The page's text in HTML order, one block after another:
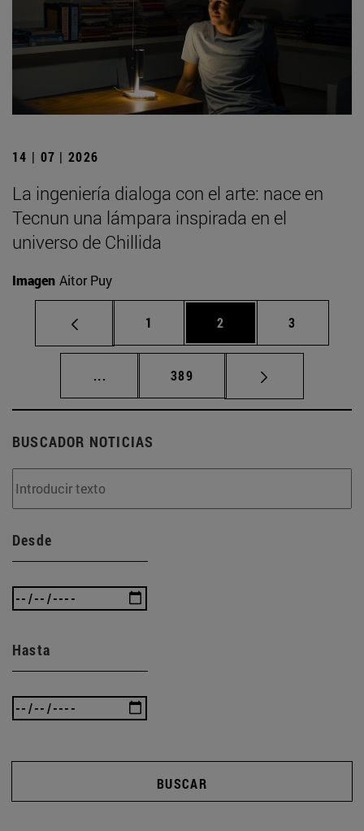
14 | 07 | 2026
La ingeniería dialoga con el arte: nace en
Tecnun una lámpara inspirada en el
universo de Chillida
Imagen Aitor Puy
Página
1 Página
2 Página
3
... Páginas intermedias Use TAB para
Página
389
BUSCADOR NOTICIAS
Desde
Hasta
BUSCAR